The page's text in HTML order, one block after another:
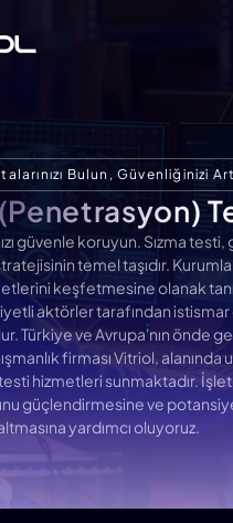
Bulun, Güvenliğinizi
(Penetrasyon)
güvenle koruyun. Sızma
temel taşıdır.
keşfetmesine olanak
aktörler tarafından
Türkiye ve Avrupa'nın önde
firması Vitriol, alanında
hizmetleri sunmaktadır.
güçlendirmesine ve
yardımcı oluyoruz.